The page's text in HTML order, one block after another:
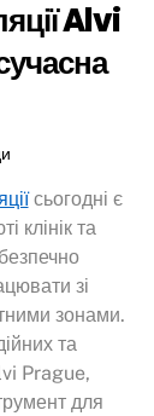
Alvi
сьогодні є
клінік та
зі
зонами.
та
Prague,
для